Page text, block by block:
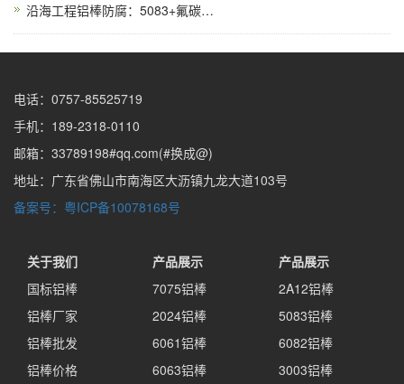
沿海工程铝棒防腐：5083+氟碳涂层耐盐雾4000h测试
电话：0757-85525719
手机：189-2318-0110
邮箱：33789198#qq.com(#换成@)
地址：广东省佛山市南海区大沥镇九龙大道103号
备案号：粤ICP备10078168号
关于我们
国标铝棒
铝棒厂家
铝棒批发
铝棒价格
产品展示
7075铝棒
2024铝棒
6061铝棒
6063铝棒
产品展示
2A12铝棒
5083铝棒
6082铝棒
3003铝棒